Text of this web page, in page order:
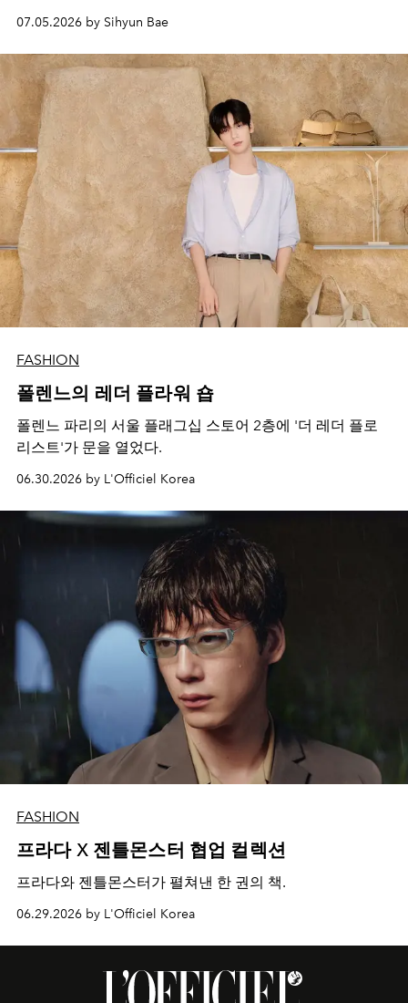
07.05.2026 by Sihyun Bae
FASHION
폴렌느의 레더 플라워 숍
폴렌느 파리의 서울 플래그십 스토어 2층에 '더 레더 플로
리스트'가 문을 열었다.
06.30.2026 by L'Officiel Korea
FASHION
프라다 X 젠틀몬스터 협업 컬렉션
프라다와 젠틀몬스터가 펼쳐낸 한 권의 책.
06.29.2026 by L'Officiel Korea